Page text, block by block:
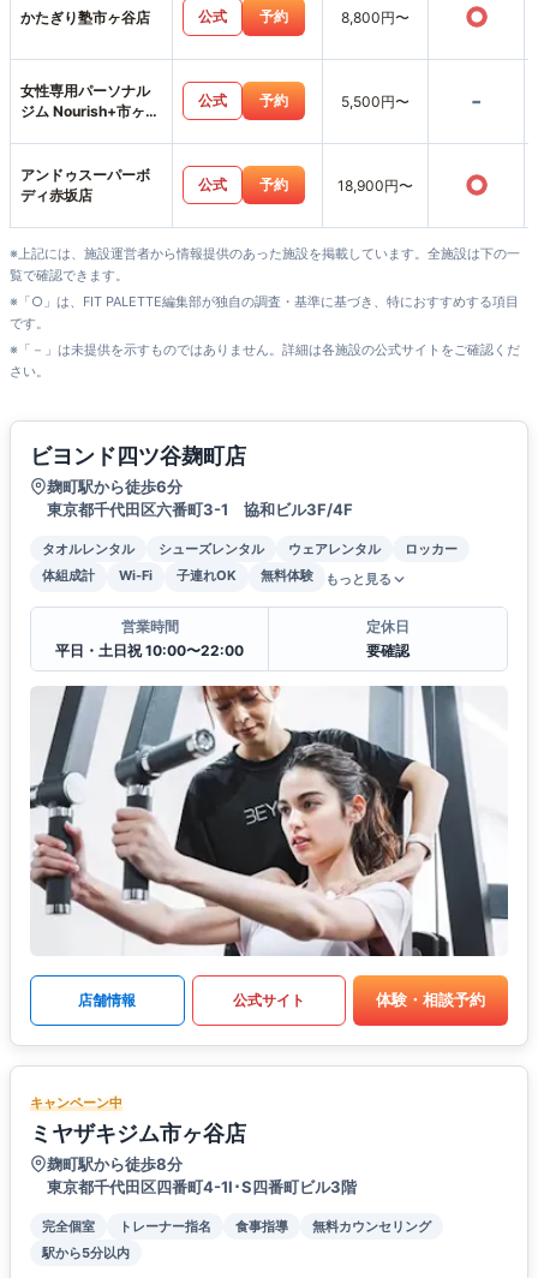
かたぎり塾市ヶ谷店 公式 予約 8,800円〜 ○
女性専用パーソナル
ジム Nourish+市ヶ谷
公式 予約 5,500円〜 -
アンドゥスーパーボ
ディ赤坂店
公式 予約 18,900円〜 ○
※上記には、施設運営者から情報提供のあった施設を掲載しています。全施設は下の一
覧で確認できます。
※「○」は、FIT PALETTE編集部が独自の調査・基準に基づき、特におすすめする項目
です。
※「－」は未提供を示すものではありません。詳細は各施設の公式サイトをご確認くだ
さい。
ビヨンド四ツ谷麹町店
麹町駅から徒歩6分
東京都千代田区六番町3-1 協和ビル3F/4F
タオルレンタル シューズレンタル ウェアレンタル
ロッカー
体組成計
Wi-Fi 子連れOK 無料体験 もっと見る
営業時間
平日・土日祝 10:00〜22:00
定休日
要確認
店舗情報 公式サイト 体験・相談予約
キャンペーン中
ミヤザキジム市ヶ谷店
麹町駅から徒歩8分
東京都千代田区四番町4-1I･S四番町ビル3階
完全個室 トレーナー指名 食事指導
無料カウンセリング
駅から5分以内